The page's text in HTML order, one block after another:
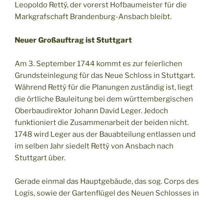
Leopoldo Rettÿ, der vorerst Hofbaumeister für die
Markgrafschaft Brandenburg-Ansbach bleibt.
Neuer Großauftrag ist Stuttgart
Am 3. September 1744 kommt es zur feierlichen
Grundsteinlegung für das Neue Schloss in Stuttgart.
Während Rettÿ für die Planungen zuständig ist, liegt
die örtliche Bauleitung bei dem württembergischen
Oberbaudirektor Johann David Leger. Jedoch
funktioniert die Zusammenarbeit der beiden nicht.
1748 wird Leger aus der Bauabteilung entlassen und
im selben Jahr siedelt Rettÿ von Ansbach nach
Stuttgart über.
Gerade einmal das Hauptgebäude, das sog. Corps des
Logis, sowie der Gartenflügel des Neuen Schlosses in